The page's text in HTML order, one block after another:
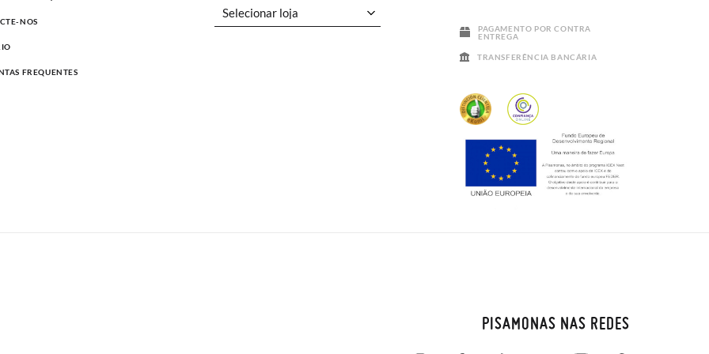
NOS
FREQUENTES
PAGAMENTO POR CONTRA
ENTREGA
TRANSFERÊNCIA BANCÁRIA
PISAMONAS NAS REDES